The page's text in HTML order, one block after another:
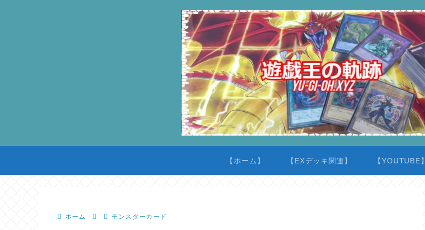
【ホーム】 【EXデッキ関連】 【YOUTUBE】
ホーム モンスターカード